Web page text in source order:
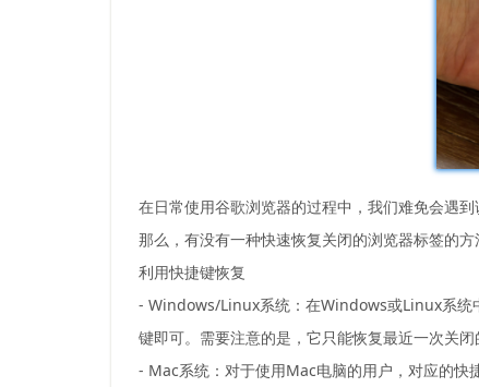
在日常使用谷歌浏览器的过程中，我们难免会遇
那么，有没有一种快速恢复关闭的浏览器标签的
利用快捷键恢复
- Windows/Linux系统：在Windows或Linux系统
键即可。需要注意的是，它只能恢复最近一次关闭
- Mac系统：对于使用Mac电脑的用户，对应的快